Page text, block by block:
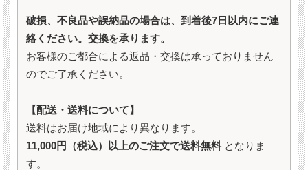
破損、不良品や誤納品の場合は、到着後7日以内にご連
絡ください。交換を承ります。
お客様のご都合による返品・交換は承っておりません
のでご了承ください。
【配送・送料について】
送料はお届け地域により異なります。
11,000円（税込）以上のご注文で送料無料 となりま
す。